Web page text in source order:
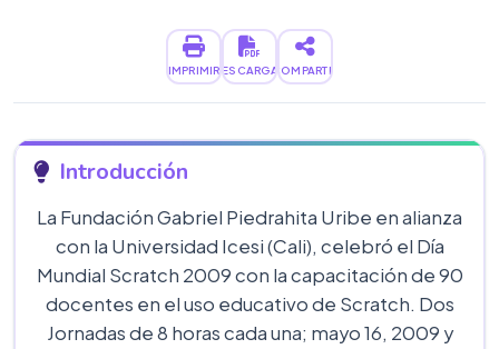
IMPRIMIRDESCARGARCOMPARTIR
Introducción
La Fundación Gabriel Piedrahita Uribe en alianza
con la Universidad Icesi (Cali), celebró el Día
Mundial Scratch 2009 con la capacitación de 90
docentes en el uso educativo de Scratch. Dos
Jornadas de 8 horas cada una; mayo 16, 2009 y